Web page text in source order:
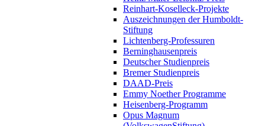
Reinhart-Koselleck-Projekte
Auszeichnungen der Humboldt-
Stiftung
Lichtenberg-Professuren
Berninghausenpreis
Deutscher Studienpreis
Bremer Studienpreis
DAAD-Preis
Emmy Noether Programme
Heisenberg-Programm
Opus Magnum